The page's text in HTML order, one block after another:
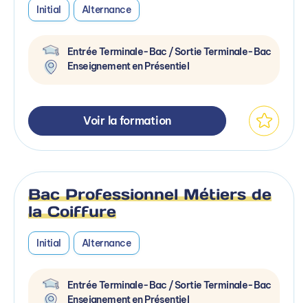
Initial Alternance
Entrée Terminale-Bac / Sortie Terminale-Bac
Enseignement en Présentiel
Voir la formation
Bac Professionnel Métiers de
la Coiffure
Initial Alternance
Entrée Terminale-Bac / Sortie Terminale-Bac
Enseignement en Présentiel